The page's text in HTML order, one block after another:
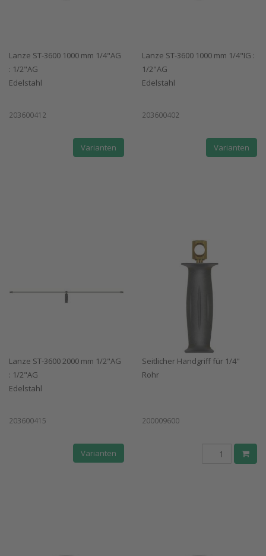
Lanze ST-3600 1000 mm 1/4"AG
: 1/2"AG
Edelstahl
203600412
Varianten
Lanze ST-3600 1000 mm 1/4"IG :
1/2"AG
Edelstahl
203600402
Varianten
Lanze ST-3600 2000 mm 1/2"AG
: 1/2"AG
Edelstahl
203600415
Varianten
Seitlicher Handgriff für 1/4"
Rohr
200009600